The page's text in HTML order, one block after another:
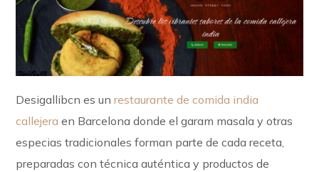
Desigallibcn es unrestaurante de comida india
callejera en Barcelona donde el garam masala y otras
especias tradicionales forman parte de cada receta,
preparadas con técnica auténtica y productos de